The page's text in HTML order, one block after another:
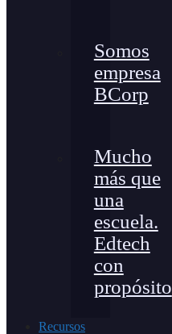
Somos
empresa
BCorp
Mucho
más que
una
escuela.
Edtech
con
propósito
Recursos